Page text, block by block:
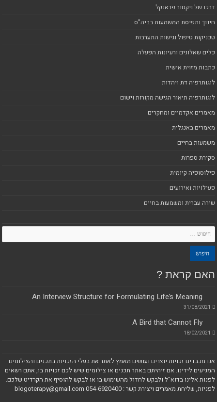
דרכו של ויקטור פראנקל
חינוך ותפיסת המשמעות בביה"ס
טכניקות טיפול וגישות התערבות
כלים שאלונים ורעיונות הפעלה
כתבות מזוית אישית
לוגותרפיה דת ויהדות
לוגותרפיה תיאור הגישה מקורות וישום
מאמרים אקדמיים ומחקרים
מאמרים באנגלית
משמעות בחיים
סקירת ספרות
פילוסופיה קיומית
פעילויות ואירועים
שירה עברית ומשמעות בחיים
האם קראת ?
An Interview Structure for Formulating Life’s Meaning
31/08/2021
A Bird that Cannot Fly
18/02/2021
אנו מכבדים זכויות יוצרים ועושים מאמץ לאתר את בעלי הזכויות בתכנים והצילומים
המגיעים לידינו. אם זיהיתם באתר תכנים או צילומים שיש לכם זכויות בו, אתם רשאים
לפנות אלינו בדוא"ל ולבקש לחדול מהשימוש בו או לבקש להוסיף את הקרדיט שלכם.
לפניות, שליחת מאמרים ויצירת קשר : blogoterapy@gmail.com 054-6920400